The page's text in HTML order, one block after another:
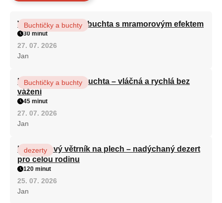
Vláčná olejová litá buchta s mramorovým efektem
Buchtičky a buchty
30 minut
27. 07. 2026
Jan
Hrnková maková buchta – vláčná a rychlá bez
vážení
Buchtičky a buchty
45 minut
27. 07. 2026
Jan
Karamelový větrník na plech – nadýchaný dezert
pro celou rodinu
dezerty
120 minut
25. 07. 2026
Jan